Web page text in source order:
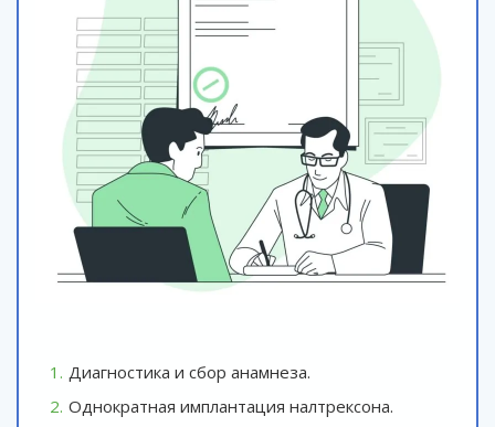
Диагностика и сбор анамнеза.
Однократная имплантация налтрексона.